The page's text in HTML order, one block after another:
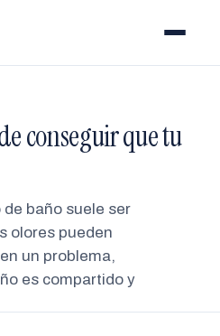
conseguir que tu
baño suele ser
olores pueden
un problema,
es compartido y